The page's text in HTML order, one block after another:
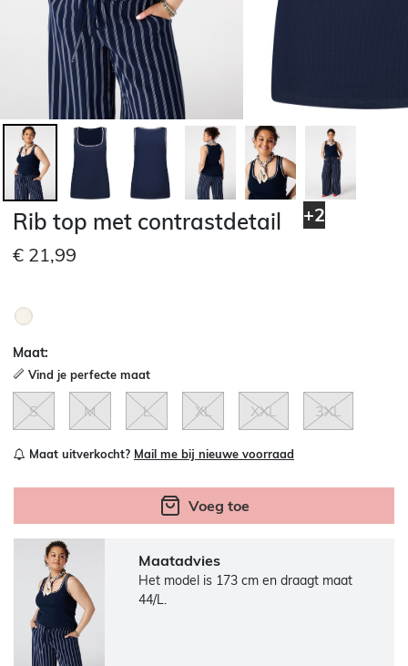
+2
Rib top met contrastdetail
€ 21,99
Maat:
Vind je perfecte maat
S M L XL XXL 3XL
Maat uitverkocht? Mail me bij nieuwe voorraad
Voeg toe
Maatadvies
Het model is 173 cm en draagt maat
44/L.